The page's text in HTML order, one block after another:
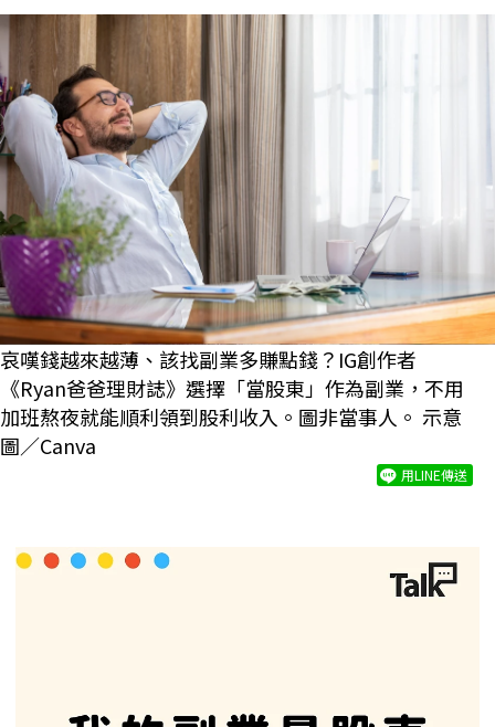
哀嘆錢越來越薄、該找副業多賺點錢？IG創作者
《Ryan爸爸理財誌》選擇「當股東」作為副業，不用
加班熬夜就能順利領到股利收入。圖非當事人。 示意
圖／Canva
用LINE傳送